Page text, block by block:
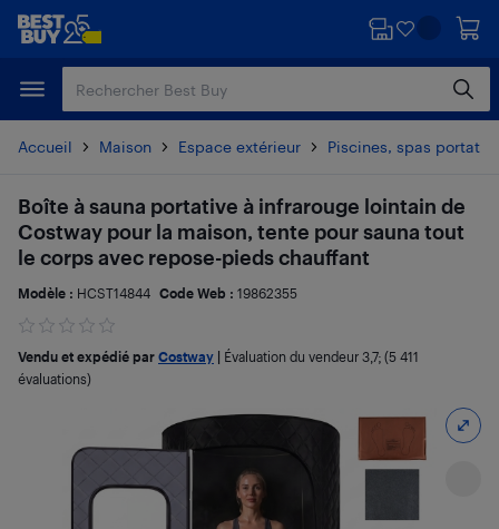
Passer
principal
Passer
Accueil Maison Espace extérieur Piscines, spas
Boîte à sauna portative à infrarouge lointain de
Costway pour la maison, tente pour sauna tout
le corps avec repose-pieds chauffant
Modèle : HCST14844 Code Web : 19862355
Vendu et expédié par Costway Évaluation du vendeur 3,7; (5 411
évaluations)